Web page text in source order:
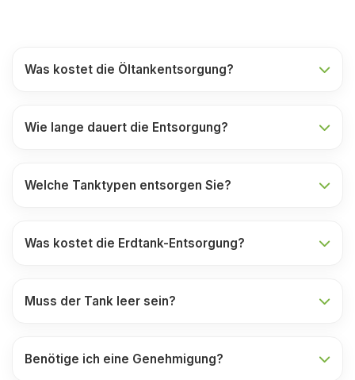
Was kostet die Öltankentsorgung?
Wie lange dauert die Entsorgung?
Welche Tanktypen entsorgen Sie?
Was kostet die Erdtank-Entsorgung?
Muss der Tank leer sein?
Benötige ich eine Genehmigung?